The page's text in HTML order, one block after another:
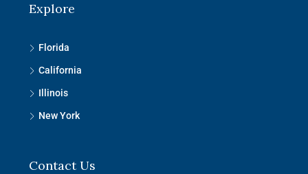
Explore
Florida
California
Illinois
New York
Contact Us